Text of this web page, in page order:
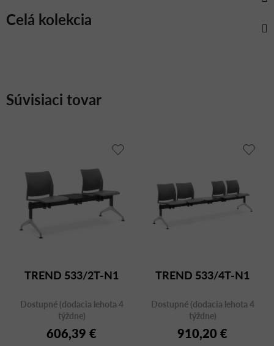
Celá kolekcia
Súvisiaci tovar
TREND 533/2T-N1
Dostupné (dodacia lehota 4
týždne)
606,39 €
TREND 533/4T-N1
Dostupné (dodacia lehota 4
týždne)
910,20 €